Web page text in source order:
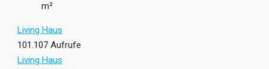
m²
Living Haus
101.107 Aufrufe
Living Haus